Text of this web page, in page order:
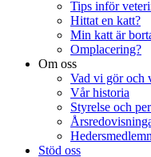
Tips inför
Hittat en katt?
Min katt är
Omplacering?
Om oss
Vad vi gör och
Vår historia
Styrelse och
Stöd oss